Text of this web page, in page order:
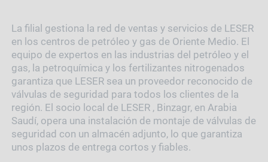
La filial gestiona la red de ventas y servicios de LESER
en los centros de petróleo y gas de Oriente Medio. El
equipo de expertos en las industrias del petróleo y el
gas, la petroquímica y los fertilizantes nitrogenados
garantiza que LESER sea un proveedor reconocido de
válvulas de seguridad para todos los clientes de la
región. El socio local de LESER , Binzagr, en Arabia
Saudí, opera una instalación de montaje de válvulas de
seguridad con un almacén adjunto, lo que garantiza
unos plazos de entrega cortos y fiables.